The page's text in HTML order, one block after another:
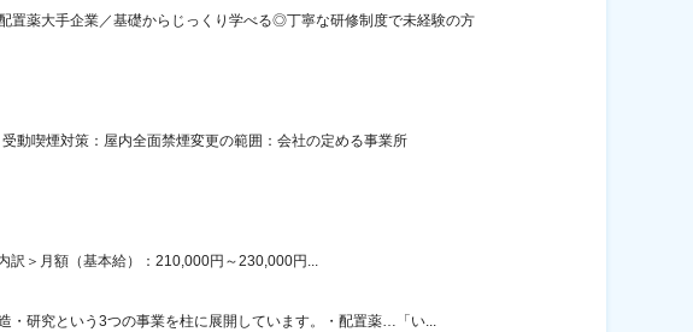
置薬大手企業／基礎からじっくり学べる◎丁寧な研修制度で未経験の方
動喫煙対策：屋内全面禁煙変更の範囲：会社の定める事業所
訳＞月額（基本給）：210,000円～230,000円...
・研究という3つの事業を柱に展開しています。・配置薬…「い...